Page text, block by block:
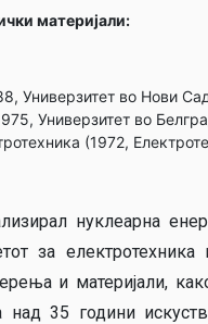
материјали:
Универзитет во Нови
Универзитет во
(1972,
нуклеарна
за
и материјали,
35 години